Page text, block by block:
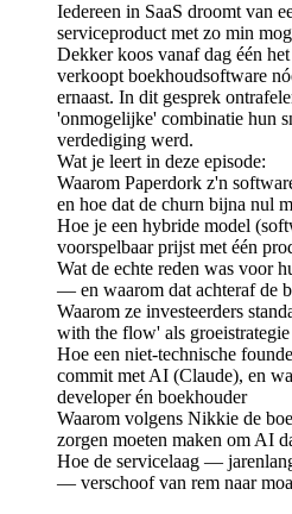
Iedereen in SaaS droomt van
serviceproduct met zo min
Dekker koos vanaf dag één
verkoopt boekhoudsoftware
ernaast. In dit gesprek
'onmogelijke' combinatie hun
verdediging werd.
Wat je leert in deze episode:
Waarom Paperdork z'n
en hoe dat de churn bijna nul
Hoe je een hybride model
voorspelbaar prijst met één
Wat de echte reden was voor
— en waarom dat achteraf de
Waarom ze investeerders
with the flow' als
Hoe een niet-technische
commit met AI (Claude), en
developer én boekhouder
Waarom volgens Nikkie de
zorgen moeten maken om AI
Hoe de servicelaag —
— verschoof van rem naar